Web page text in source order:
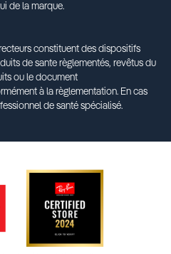
de la marque.
constituent des dispositifs
de sante règlementés, revêtus du
ou le document
à la règlementation. En cas
de santé spécialisé.